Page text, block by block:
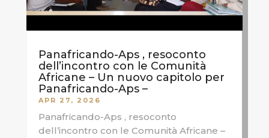
Panafricando-Aps , resoconto
dell’incontro con le Comunità
Africane – Un nuovo capitolo per
Panafricando-Aps –
APR 27, 2026
Panafricando-Aps , resoconto
dell’incontro con le Comunità Africane –